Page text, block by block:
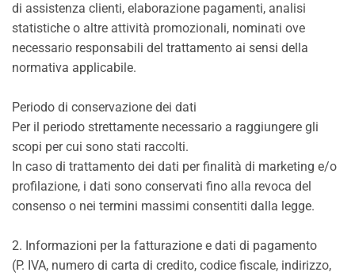
di assistenza clienti, elaborazione pagamenti, analisi
statistiche o altre attività promozionali, nominati ove
necessario responsabili del trattamento ai sensi della
normativa applicabile.
Periodo di conservazione dei dati
Per il periodo strettamente necessario a raggiungere gli
scopi per cui sono stati raccolti.
In caso di trattamento dei dati per finalità di marketing e/o
profilazione, i dati sono conservati fino alla revoca del
consenso o nei termini massimi consentiti dalla legge.
2. Informazioni per la fatturazione e dati di pagamento
(P. IVA, numero di carta di credito, codice fiscale, indirizzo,